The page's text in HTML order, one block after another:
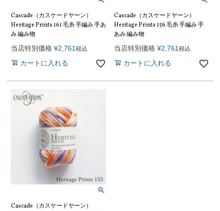
Cascade（カスケードヤーン）
Heritage Prints 161 毛糸 手編み 手あ
み 編み物
当店特別価格 ¥2,761税込
カートに入れる
Cascade（カスケードヤーン）
Heritage Prints 156 毛糸 手編み 手
あみ 編み物
当店特別価格 ¥2,761税込
カートに入れる
Cascade（カスケードヤーン）